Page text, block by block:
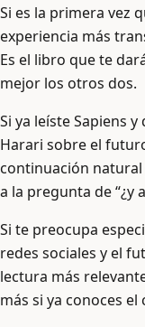
Si es la primera vez
experiencia más
Es el libro que te
mejor los otros dos.
Si ya leíste Sapiens
Harari sobre el
continuación
a la pregunta de “¿y
Si te preocupa
redes sociales y el
lectura más
más si ya conoces